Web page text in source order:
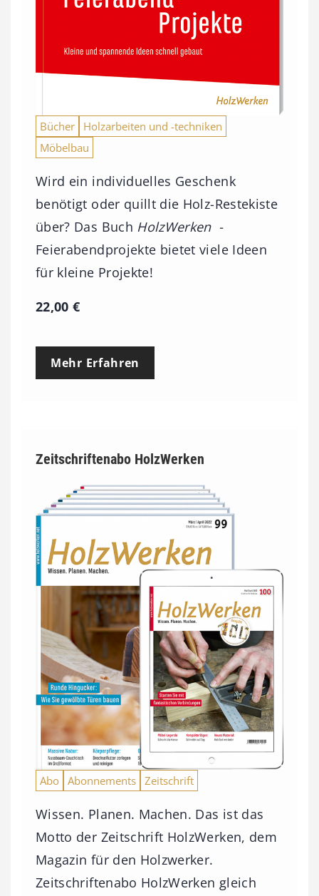
Bücher
Holzarbeiten und -techniken
Möbelbau
Wird ein individuelles Geschenk
benötigt oder quillt die Holz-Restekiste
über? Das Buch HolzWerken -
Feierabendprojekte bietet viele Ideen
für kleine Projekte!
22,00€
Mehr Erfahren
Zeitschriftenabo HolzWerken
Abo Abonnements Zeitschrift
Wissen. Planen. Machen. Das ist das
Motto der Zeitschrift HolzWerken, dem
Magazin für den Holzwerker.
Zeitschriftenabo HolzWerken gleich